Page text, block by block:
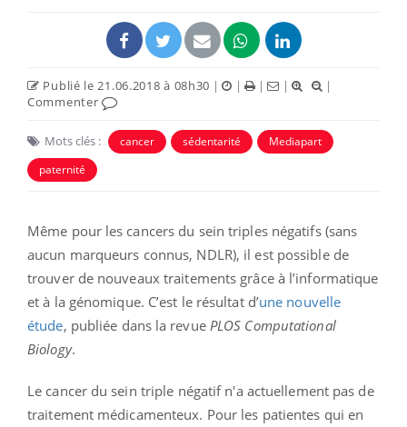
Publié le 21.06.2018 à 08h30 | | | |
|
Commenter
Mots clés : cancer sédentarité
Mediapart
paternité
Même pour les cancers du sein triples négatifs (sans
aucun marqueurs connus, NDLR), il est possible de
trouver de nouveaux traitements grâce à l’informatique
et à la génomique. C’est le résultat d’une nouvelle
étude, publiée dans la revue PLOS Computational
Biology.
Le cancer du sein triple négatif n'a actuellement pas de
traitement médicamenteux. Pour les patientes qui en